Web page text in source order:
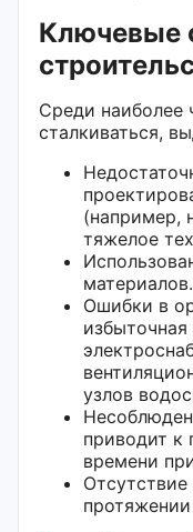
Ключевые
Среди наиболее
сталкиваться,
(например,
тяжелое
материалов.
Ошибки в
узлов
приводит
времени
протяжении